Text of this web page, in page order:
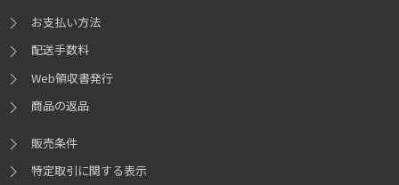
お支払い方法
配送手数料
Web領収書発行
商品の返品
販売条件
特定取引に関する表示